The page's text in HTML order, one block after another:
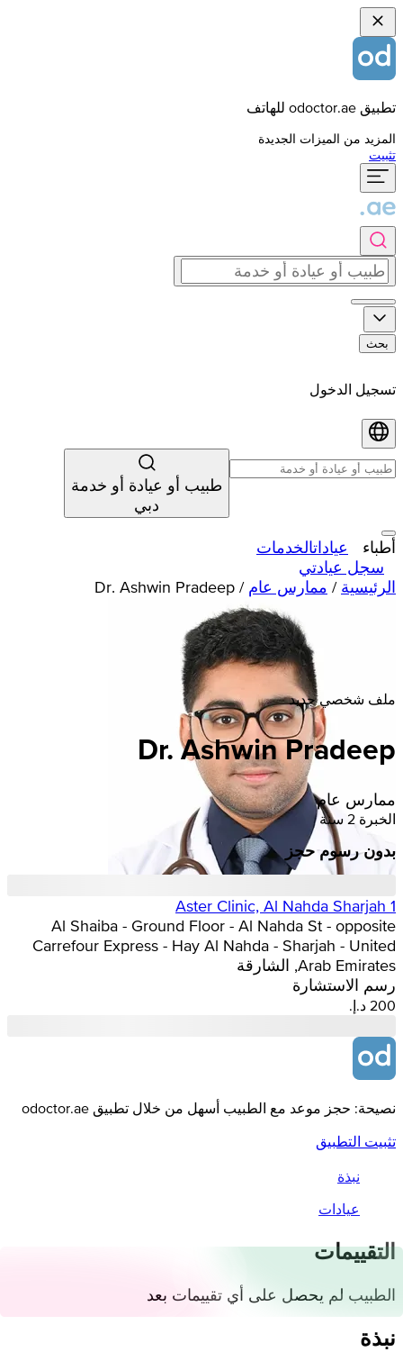
تطبيق odoctor.ae للهاتف
المزيد من الميزات الجديدة
تثبيت
بحث
تسجيل الدخول
طبيب أو عيادة أو خدمة
دبي
أطباء عياداتالخدمات
سجل عيادتي
الرئيسية / ممارس عام /
Dr. Ashwin Pradeep
ملف شخصي جديد
Dr. Ashwin Pradeep
ممارس عام
الخبرة 2 سنة
بدون رسوم حجز
Aster Clinic, Al Nahda Sharjah 1
Al Shaiba - Ground Floor - Al Nahda St - opposite
Carrefour Express - Hay Al Nahda - Sharjah - United
Arab Emirates, الشارقة
رسم الاستشارة
نصيحة: حجز موعد مع الطبيب أسهل من خلال تطبيق odoctor.ae
تثبيت التطبيق
نبذة
عيادات
التقييمات
الطبيب لم يحصل على أي تقييمات بعد
نبذة